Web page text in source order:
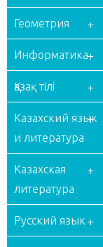
Геометрия
Информатика
Қазақ тілі
Казахский язык
и литература
Казахская
литература
Русский язык